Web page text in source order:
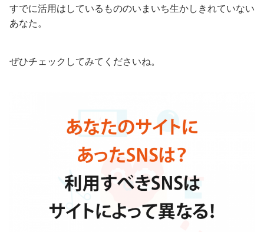
すでに活用はしているもののいまいち生かしきれていない
あなた。
ぜひチェックしてみてくださいね。